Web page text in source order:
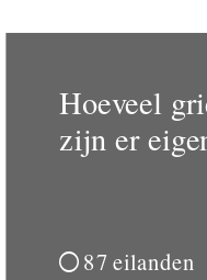
Hoeveel
zijn er
 87 eilanden